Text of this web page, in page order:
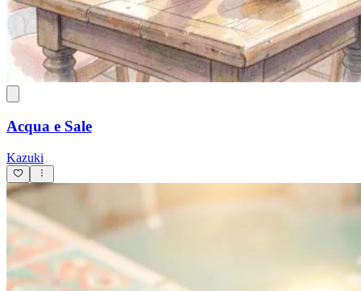
Acqua e Sale
Kazuki